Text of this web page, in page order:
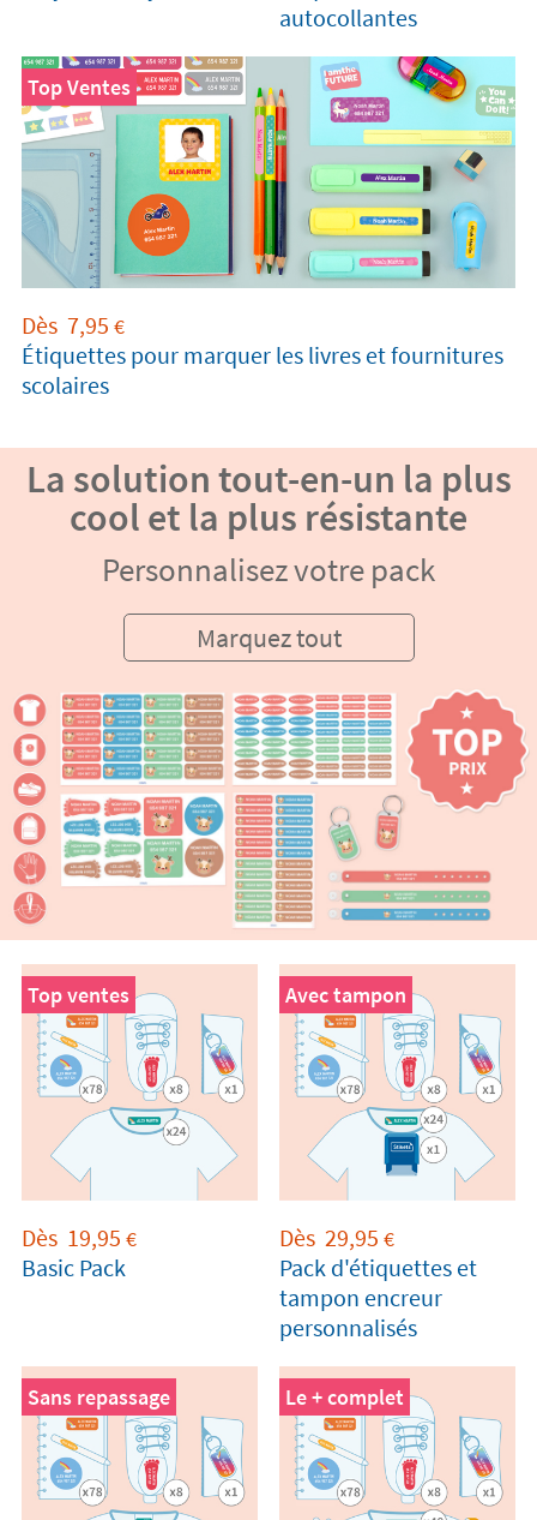
autocollantes
Top Ventes
Dès 7,95 €
Étiquettes pour marquer les livres et fournitures
scolaires
La solution tout-en-un la plus
cool et la plus résistante
Personnalisez votre pack
Marquez tout
Top ventes
Dès 19,95 €
Basic Pack
Avec tampon
Dès 29,95 €
Pack d'étiquettes et
tampon encreur
personnalisés
Sans repassage Le + complet